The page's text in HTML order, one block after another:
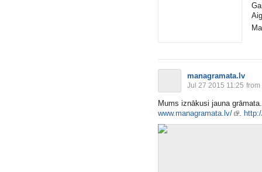
managramata.lv
Jul 27 2015 11:25 from
Mums iznākusi jauna
www.managramata.lv/
.